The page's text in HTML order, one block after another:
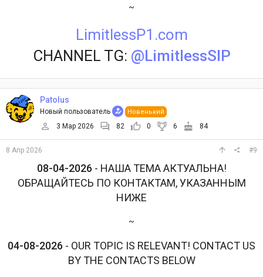
~
LimitlessP1.com
CHANNEL TG: @LimitlessSIP
Patolus
Новый пользователь Новенький
3 Мар 2026 82 0 6 84
8 Апр 2026 #9
08-04-2026 - НАША ТЕМА АКТУАЛЬНА!
ОБРАЩАЙТЕСЬ ПО КОНТАКТАМ, УКАЗАННЫМ
НИЖЕ
~
04-08-2026 - OUR TOPIC IS RELEVANT! CONTACT US
BY THE CONTACTS BELOW